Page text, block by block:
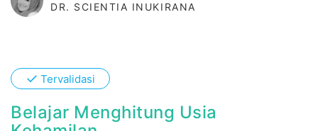
DR. SCIENTIA INUKIRANA
✓ Tervalidasi
Belajar Menghitung Usia